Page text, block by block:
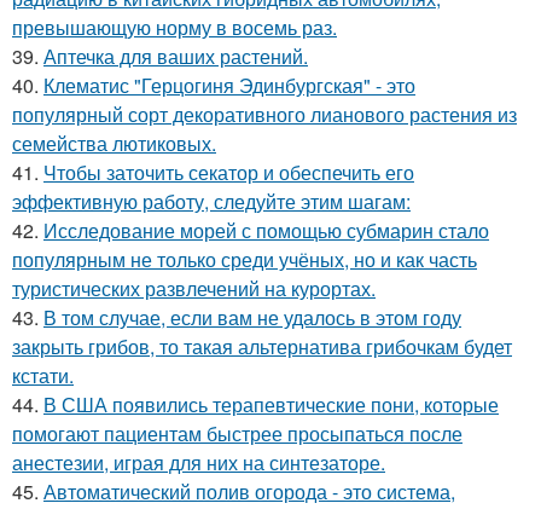
превышающую норму в восемь раз.
39. Аптечка для ваших растений.
40. Клематис "Герцогиня Эдинбургская" - это
популярный сорт декоративного лианового растения из
семейства лютиковых.
41. Чтобы заточить секатор и обеспечить его
эффективную работу, следуйте этим шагам:
42. Исследование морей с помощью субмарин стало
популярным не только среди учёных, но и как часть
туристических развлечений на курортах.
43. В том случае, если вам не удалось в этом году
закрыть грибов, то такая альтернатива грибочкам будет
кстати.
44. В США появились терапевтические пони, которые
помогают пациентам быстрее просыпаться после
анестезии, играя для них на синтезаторе.
45. Автоматический полив огорода - это система,